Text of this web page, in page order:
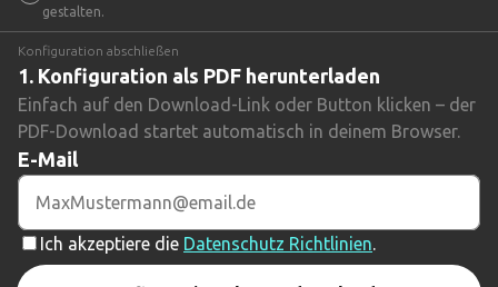
gestalten.
Konfiguration abschließen
1. Konfiguration als PDF herunterladen
Einfach auf den Download-Link oder Button klicken – der
PDF-Download startet automatisch in deinem Browser.
E-Mail
Ich akzeptiere die Datenschutz Richtlinien